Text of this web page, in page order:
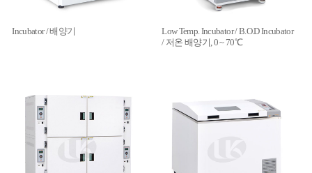
Incubator / 배양기
Low Temp. Incubator / B.O.D Incubator
/ 저온 배양기, 0 ~ 70℃